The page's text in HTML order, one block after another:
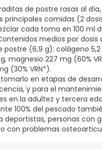
de postre rasas al día,
principales comidas (2
cada toma en 100 ml
medios por dosis
postre (6,9 g): colágeno 5,2
magnesio 227 mg (60%
(30% VRN*).
en etapas de
y para el
en la adultez y tercera
100% del pescado
deportistas, personas con
con problemas